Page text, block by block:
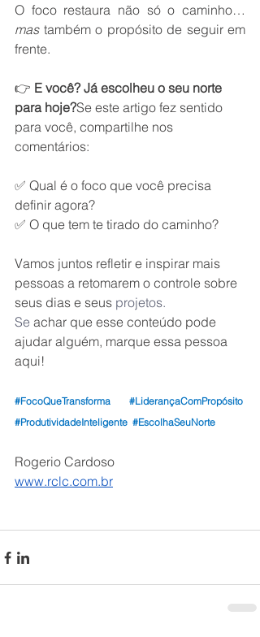
mas também o propósito de seguir em
frente.
👉 E você? Já escolheu o seu norte
para hoje?Se este artigo fez sentido
para você, compartilhe nos
comentários:
✅ Qual é o foco que você precisa
definir agora?
✅ O que tem te tirado do caminho?
Vamos juntos refletir e inspirar mais
pessoas a retomarem o controle sobre
seus dias e seus projetos.
Se achar que esse conteúdo pode
ajudar alguém, marque essa pessoa
aqui!
#FocoQueTransforma
#LiderançaComPropósito
#ProdutividadeInteligente #EscolhaSeuNorte
Rogerio Cardoso
www.rclc.com.br